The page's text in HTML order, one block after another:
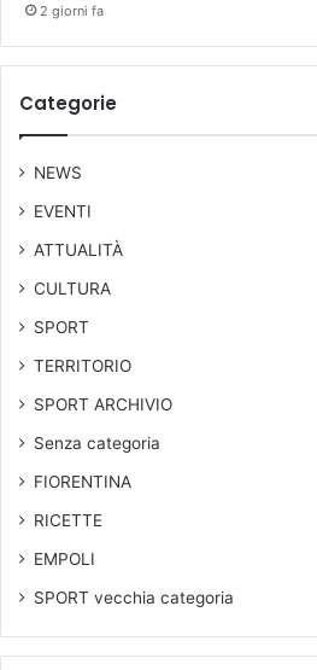
2 giorni fa
Categorie
NEWS
EVENTI
ATTUALITÀ
CULTURA
SPORT
TERRITORIO
SPORT ARCHIVIO
Senza categoria
FIORENTINA
RICETTE
EMPOLI
SPORT vecchia categoria